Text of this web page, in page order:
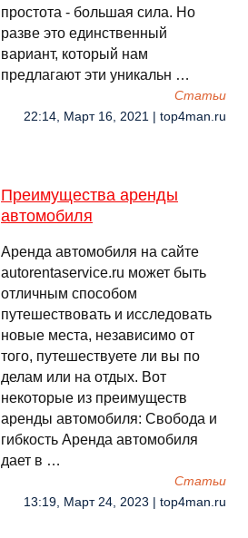
простота - большая сила. Но
разве это единственный
вариант, который нам
предлагают эти уникальн …
Cтатьи
22:14, Март 16, 2021 | top4man.ru
Преимущества аренды
автомобиля
Аренда автомобиля на сайте
autorentaservice.ru может быть
отличным способом
путешествовать и исследовать
новые места, независимо от
того, путешествуете ли вы по
делам или на отдых. Вот
некоторые из преимуществ
аренды автомобиля: Свобода и
гибкость Аренда автомобиля
дает в …
Cтатьи
13:19, Март 24, 2023 | top4man.ru